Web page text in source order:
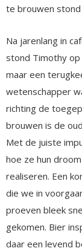
te brouwen stond
Na jarenlang in
stond Timothy op
maar een
wetenschapper
richting de
brouwen is de
Met de juiste
hoe ze hun
realiseren. Een
die we in
proeven bleek
gekomen. Bier
daar een levend